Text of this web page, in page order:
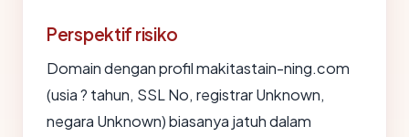
Perspektif risiko
Domain dengan profil makitastain-ning.com
(usia ? tahun, SSL No, registrar Unknown,
negara Unknown) biasanya jatuh dalam